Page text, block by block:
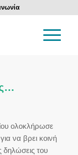
ολοκλήρωσε
να βρει κοινή
του